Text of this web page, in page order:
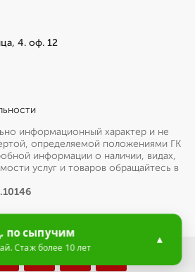
4. оф. 12
информационный характер и не
определяемой положениями ГК
информации о наличии, видах,
услуг и товаров обращайтесь в
по сыпучим
Стаж более 10 лет
▲